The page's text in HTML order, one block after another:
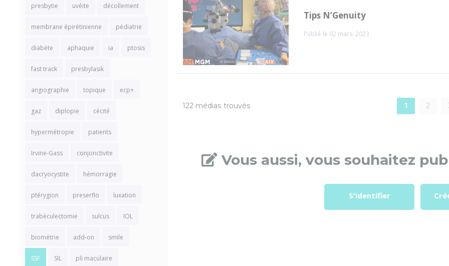
presbytie uvéite décollement
membrane épirétinienne pédiatrie
diabète aphaquie ia ptosis
fast track presbylasik
angiographie topique ecp+
gaz diplopie cécité
hypermétropie patients
Irvine-Gass conjonctivite
dacryocystite hémorragie
ptérygion preserflo luxation
trabéculectomie sulcus IOL
biométrie add-on smile
SSF SIL pli maculaire
Tips N’Genuity
Publié le 02 mars. 2023
122 médias trouvés 1 2
Vous aussi, vous souhaitez
S'identifier